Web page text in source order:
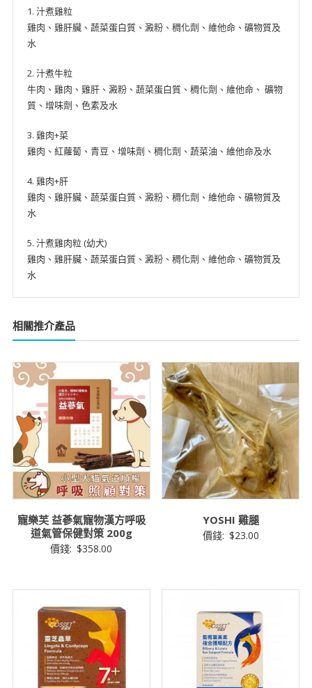
+菜/
+肝/
130g
1. 汁煮雞粒
雞肉、雞肝臟、蔬菜蛋白質、澱粉、稠化劑、維他命、礦物質及
水
2. 汁煮牛粒
牛肉、雞肉、雞肝、澱粉、蔬菜蛋白質、稠化劑、維他命、 礦物
質、增味劑、色素及水
3. 雞肉+菜
雞肉、紅蘿蔔、青豆、增味劑、稠化劑、蔬菜油、維他命及水
4. 雞肉+肝
雞肉、雞肝臟、蔬菜蛋白質、澱粉、稠化劑、維他命、礦物質及
水
5. 汁煮雞肉粒 (幼犬)
雞肉、雞肝臟、蔬菜蛋白質、澱粉、稠化劑、維他命、礦物質及
水
相關推介產品
寵樂芙 益蔘氣寵物漢方呼吸
道氣管保健對策 200g
價錢: $358.00
YOSHI 雞腿
價錢: $23.00